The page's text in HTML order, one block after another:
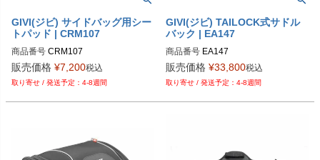
GIVI(ジビ) サイドバッグ用シー
トパッド | CRM107
商品番号 CRM107
販売価格 ¥7,200税込
4-8週間
GIVI(ジビ) TAILOCK式サドル
バック | EA147
商品番号 EA147
販売価格 ¥33,800税込
4-8週間